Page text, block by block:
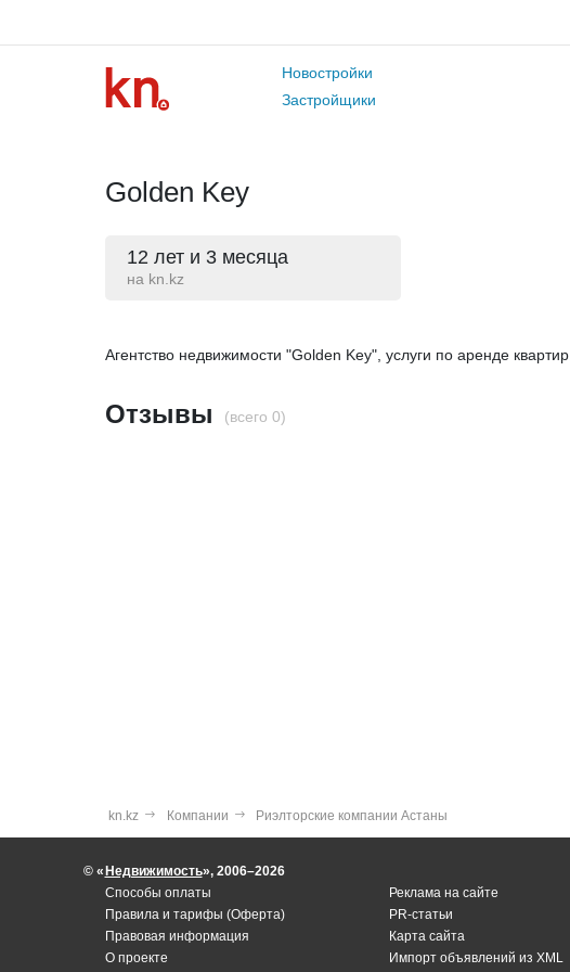
Новостройки
Застройщики
Golden Key
12 лет и 3 месяца
на kn.kz
Агентство недвижимости "Golden Key", услуги по аренде квартир.
Отзывы (всего 0)
kn.kz Компании Риэлторские компании Астаны
© « Недвижимость», 2006–2026
Способы оплаты
Правила и тарифы (Оферта)
Правовая информация
О проекте
Реклама на сайте
PR-статьи
Карта сайта
Импорт объявлений из XML